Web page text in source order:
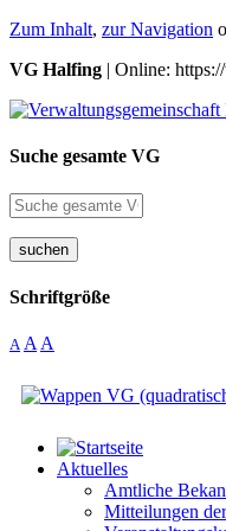
Zum Inhalt, zur Navigation
VG Halfing | Online:
Suche gesamte VG
suchen
Schriftgröße
A A A
Aktuelles
Amtliche
Mitteilungen